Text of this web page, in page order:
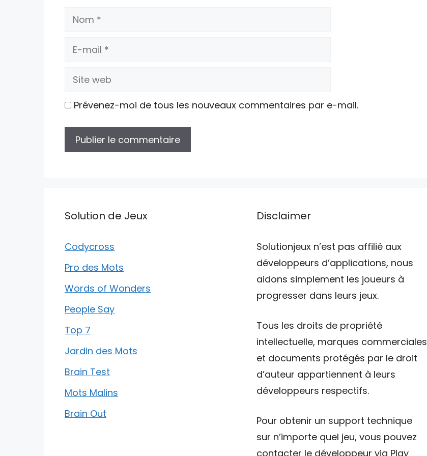
Nom
E-
Site
Prévenez-moi de tous les nouveaux commentaires par e-mail.
Solution de Jeux
Codycross
Pro des Mots
Words of Wonders
People Say
Top 7
Jardin des Mots
Brain Test
Mots Malins
Brain Out
Disclaimer
Solutionjeux n’est pas affilié aux
développeurs d’applications, nous
aidons simplement les joueurs à
progresser dans leurs jeux.
Tous les droits de propriété
intellectuelle, marques commerciales
et documents protégés par le droit
d’auteur appartiennent à leurs
développeurs respectifs.
Pour obtenir un support technique
sur n’importe quel jeu, vous pouvez
contacter le développeur via Play